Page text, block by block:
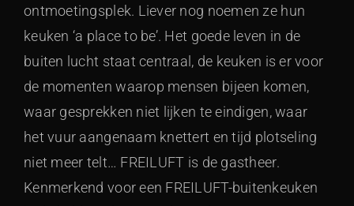
ontmoetingsplek. Liever nog noemen ze hun
keuken ‘a place to be’. Het goede leven in de
buiten lucht staat centraal, de keuken is er voor
de momenten waarop mensen bijeen komen,
waar gesprekken niet lijken te eindigen, waar
het vuur aangenaam knettert en tijd plotseling
niet meer telt… FREILUFT is de gastheer.
Kenmerkend voor een FREILUFT-buitenkeuken